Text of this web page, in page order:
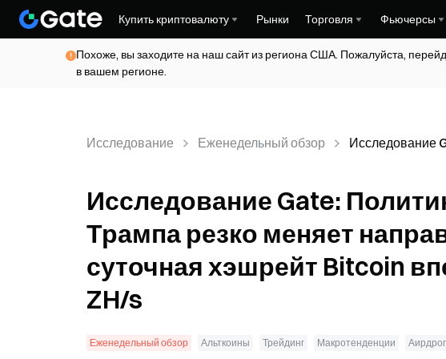
Купить криптовалюту Рынки Торговля Фьючерсы
Похоже, вы заходите на наш сайт из региона США. Пожалуйста,
в вашем регионе.
Исследование Еженедельный обзор
Исследование
Средняя
ZH/s
Исследование Gate:
Трампа резко меняет
суточная хэшрейт Bitcoin
ZH/s
Еженедельный обзор Альткоины Трейдинг Макротенденции